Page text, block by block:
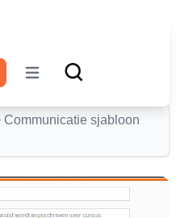
Open main menu
Communicatie sjabloon